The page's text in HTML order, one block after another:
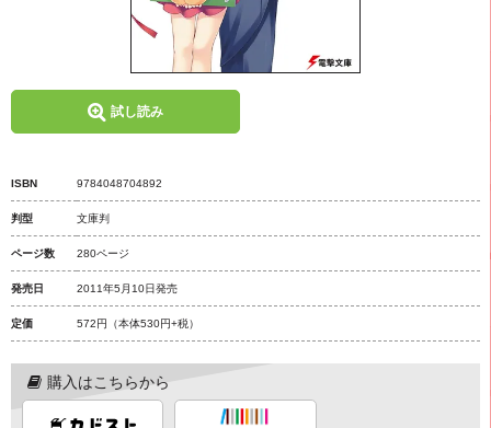
試し読み
ISBN 9784048704892
判型 文庫判
ページ数 280ページ
発売日 2011年5月10日発売
定価 572円 （本体530円+税）
購入はこちらから